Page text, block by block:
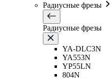
Радиусные фрезы
Радиусные фрезы
YA-DLC3N
YA553N
YP55LN
804N